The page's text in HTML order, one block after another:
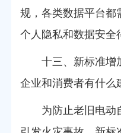
规，各类数据平台都
个人隐私和数据安全
十三、新标准增
企业和消费者有什么
为防止老旧电动